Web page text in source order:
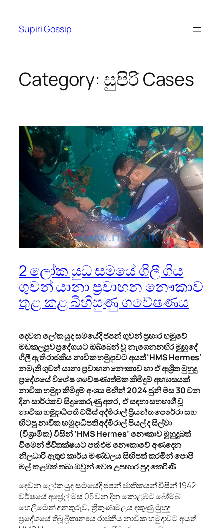
content
Supiri Gossip
Category: සුපිරි Cases
2 ලෝක යුධ සමයේ ගිලී ගිය
ගුවන් යානා ප්‍රවාහන නෞකාව
තුළ කළ බිහිසුණු ගවේෂණය
දෙවන ලෝක යුද සමයේදී ජපන් ගුවන් ප්‍රහාර හමුවේ
මඩකලපුව ප්‍රදේශයට ඔබ්බෙන් වූ නැගෙනනහිර මුහුදේ
ගිලී ඇති රාජකීය නාවික හමුදාවට අයත් ‘HMS Hermes’
නමැති ගුවන් යානා ප්‍රවාහන නෞකාව හා ඒ ආශ්‍රිත මුහුදු
ප්‍රදේශයේ විශේෂ ගවේෂණාත්මක කිමිදුම් අභ්‍යාසයක්
නාවික හමුදා කිමිදුම් අංශය මඟින් 2024 ජුනි මස 30 වන
දින සාර්ථකව සිදුකෙරුණු අතර, ඒ සඳහා සහභාගී වූ
නාවික හමුදාධිපති වයිස් අද්මිරාල් ප්‍රියන්ත පෙරේරා සහ
හිටපු නාවික හමුදාධිපති අද්මිරාල් පියල් ද සිල්වා
(විශ්‍රාමික) විසින් ‘HMS Hermes’ නෞකාව මුහුදුබත්
වීමෙන් ජීවිතක්ෂයට පත් එම නෞකාවේ අණදෙන
නිලධාරි ඇතුළු කාර්ය මණ්ඩලය සිහිපත් කරමින් පොපි
මල් කළඹක් තබා ඔවුන් වෙත උපහාර පුද කෙරිණි.
දෙවන ලෝක යුද සමයේදී ජපන් ජාතිකයන් විසින් 1942
වර්ෂයේ අප්‍රේල් මස 05 වන දින කොළඹට බෝම්බ
හෙලීමෙන් අනතුරුව, ත්‍රිකුණාමලය දකුණු මුහුදු
ප්‍රදේශයේ තිබූ බ්‍රිතාන්‍යය රාජකීය නාවික හමුදාවට අයත්